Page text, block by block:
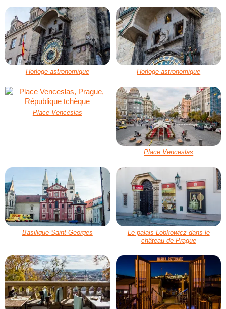
Horloge astronomique Horloge astronomique
Place Venceslas
Place Venceslas
Basilique Saint-Georges
Le palais Lobkowicz dans le
château de Prague